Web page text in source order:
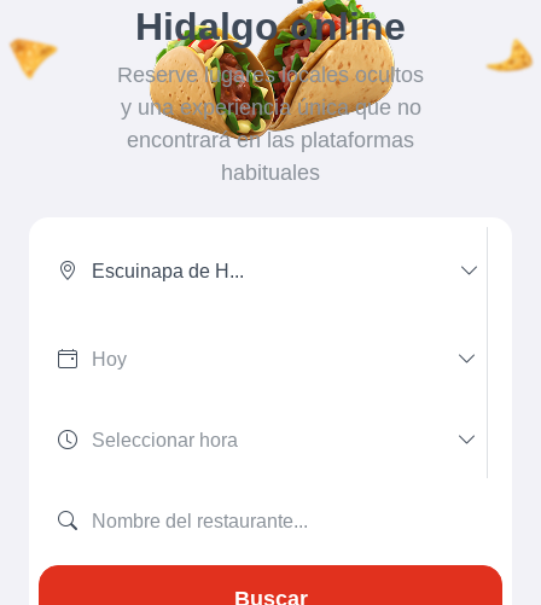
Hidalgo online
Reserve lugares locales ocultos
y una experiencia única que no
encontrará en las plataformas
habituales
Escuinapa de H...
Buscar